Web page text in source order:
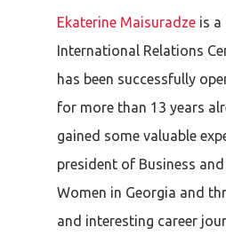
Ekaterine Maisuradze is a
International Relations
has been successfully
for more than 13 years
gained some valuable
president of Business
Women in Georgia and
and interesting career